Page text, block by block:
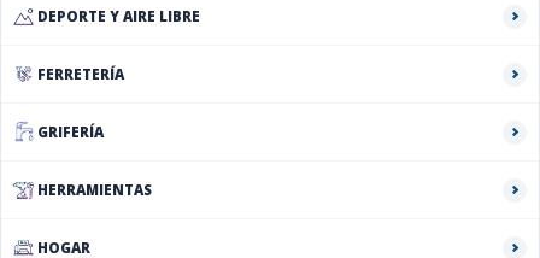
DEPORTE Y AIRE LIBRE
FERRETERÍA
GRIFERÍA
HERRAMIENTAS
HOGAR